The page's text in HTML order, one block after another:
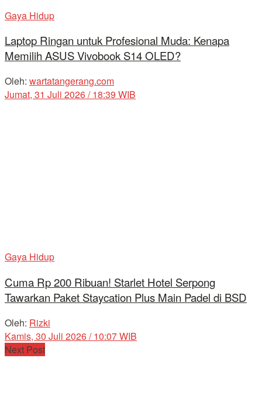
Gaya Hidup
Laptop Ringan untuk Profesional Muda: Kenapa
Memilih ASUS Vivobook S14 OLED?
Oleh: wartatangerang.com
Jumat, 31 Juli 2026 / 18:39 WIB
Gaya Hidup
Cuma Rp 200 Ribuan! Starlet Hotel Serpong
Tawarkan Paket Staycation Plus Main Padel di BSD
Oleh: Rizki
Kamis, 30 Juli 2026 / 10:07 WIB
Next Post